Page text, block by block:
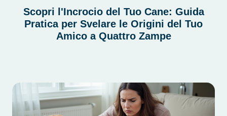
Scopri l'Incrocio del Tuo Cane: Guida
Pratica per Svelare le Origini del Tuo
Amico a Quattro Zampe